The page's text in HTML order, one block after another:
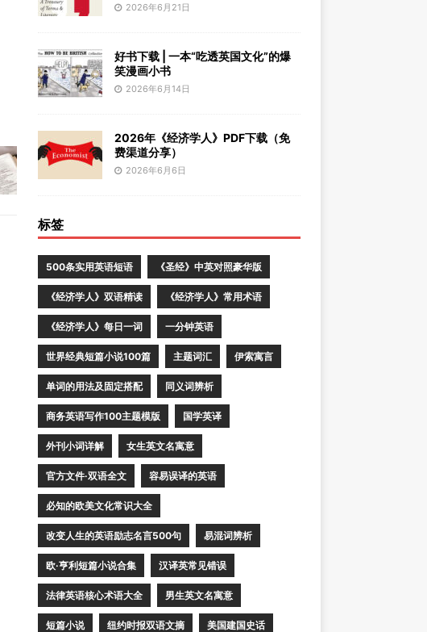
2026年6月21日
好书下载 | 一本“吃透英国文化”的爆
笑漫画小书
2026年6月14日
2026年《经济学人》PDF下载（免
费渠道分享）
2026年6月6日
标签
500条实用英语短语 《圣经》中英对照豪华版
《经济学人》双语精读 《经济学人》常用术语
《经济学人》每日一词 一分钟英语
世界经典短篇小说100篇 主题词汇 伊索寓言
单词的用法及固定搭配 同义词辨析
商务英语写作100主题模版 国学英译
外刊小词详解 女生英文名寓意
官方文件·双语全文 容易误译的英语
必知的欧美文化常识大全
改变人生的英语励志名言500句 易混词辨析
欧·亨利短篇小说合集 汉译英常见错误
法律英语核心术语大全 男生英文名寓意
短篇小说 纽约时报双语文摘 美国建国史话